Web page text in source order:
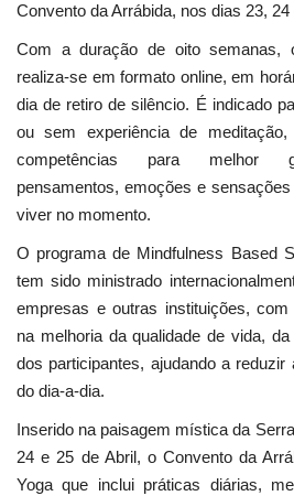
Ambiente
Convento da Arrábida, nos dias 23, 24
Com a duração de oito semanas,
realiza-se em formato online, em
dia de retiro de silêncio. É indicado
ou sem experiência de
competências para melhor
pensamentos, emoções e
viver no momento.
O programa de Mindfulness Based
tem sido ministrado
empresas e outras instituições, com
na melhoria da qualidade de vida,
dos participantes, ajudando a
do dia-a-dia.
Inserido na paisagem mística da
24 e 25 de Abril, o Convento da
Yoga que inclui práticas diárias,